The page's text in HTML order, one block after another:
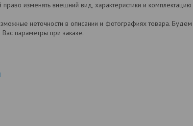
право изменять внешний вид, характеристики и
неточности в описании и фотографиях товара.
параметры при заказе.